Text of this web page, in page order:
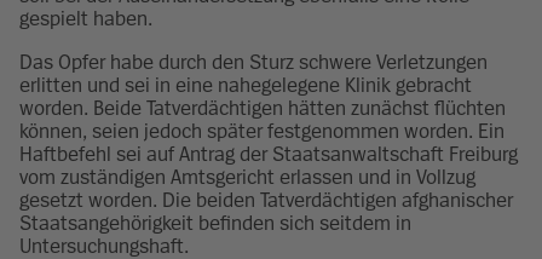
gespielt haben.
Das Opfer habe durch den Sturz schwere Verletzungen
erlitten und sei in eine nahegelegene Klinik gebracht
worden. Beide Tatverdächtigen hätten zunächst flüchten
können, seien jedoch später festgenommen worden. Ein
Haftbefehl sei auf Antrag der Staatsanwaltschaft Freiburg
vom zuständigen Amtsgericht erlassen und in Vollzug
gesetzt worden. Die beiden Tatverdächtigen afghanischer
Staatsangehörigkeit befinden sich seitdem in
Untersuchungshaft.